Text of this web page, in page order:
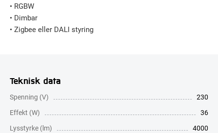
• RGBW
• Dimbar
• Zigbee eller DALI styring
Teknisk data
Spenning (V)
230
Effekt (W)
36
Lysstyrke (lm)
4000